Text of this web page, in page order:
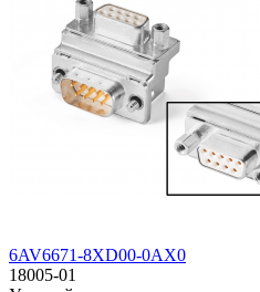
6AV6671-8XD00-0AX0
18005-01